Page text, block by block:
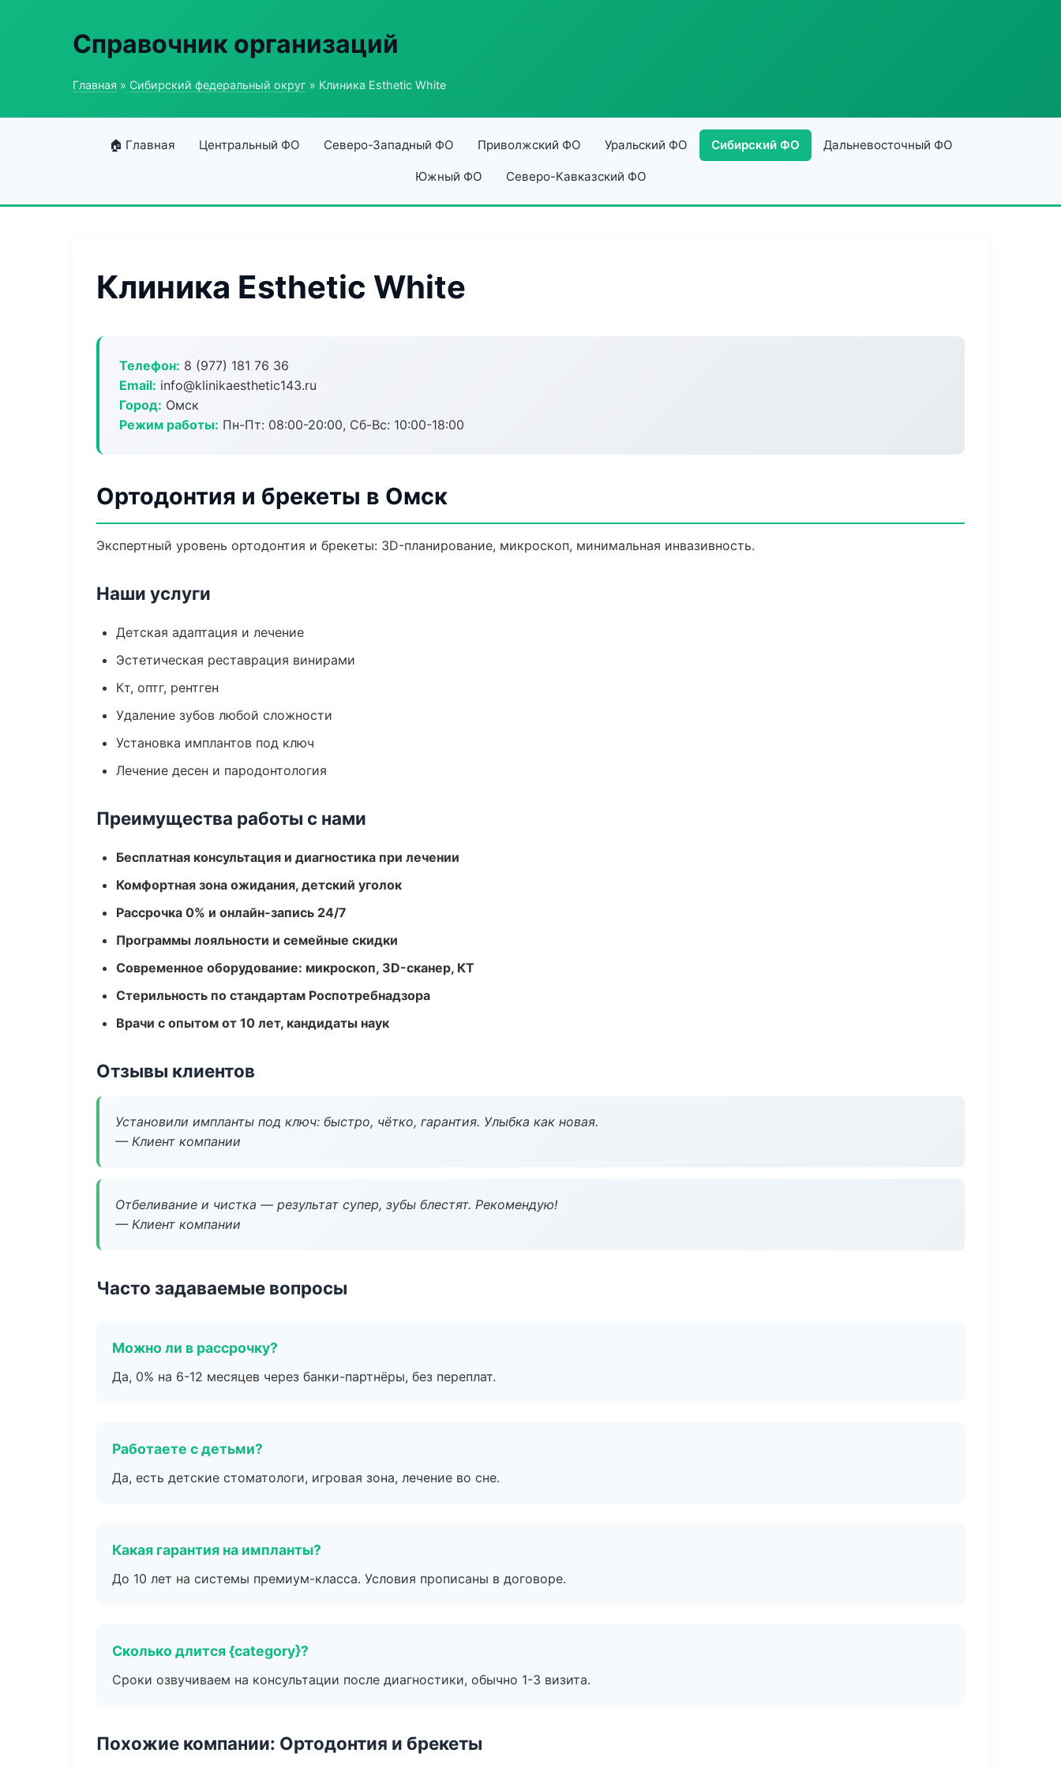
Справочник организаций
Главная » Сибирский федеральный округ » Клиника Esthetic White
🏠 Главная Центральный ФО Северо-Западный ФО Приволжский ФО Уральский ФО Сибирский ФО Дальневосточный ФО
Южный ФО Северо-Кавказский ФО
Клиника Esthetic White
Телефон: 8 (977) 181 76 36
Email: info@klinikaesthetic143.ru
Город: Омск
Режим работы: Пн-Пт: 08:00-20:00, Сб-Вс: 10:00-18:00
Ортодонтия и брекеты в Омск
Экспертный уровень ортодонтия и брекеты: 3D-планирование, микроскоп, минимальная инвазивность.
Наши услуги
Детская адаптация и лечение
Эстетическая реставрация винирами
Кт, оптг, рентген
Удаление зубов любой сложности
Установка имплантов под ключ
Лечение десен и пародонтология
Преимущества работы с нами
Бесплатная консультация и диагностика при лечении
Комфортная зона ожидания, детский уголок
Рассрочка 0% и онлайн-запись 24/7
Программы лояльности и семейные скидки
Современное оборудование: микроскоп, 3D-сканер, КТ
Стерильность по стандартам Роспотребнадзора
Врачи с опытом от 10 лет, кандидаты наук
Отзывы клиентов
Установили импланты под ключ: быстро, чётко, гарантия. Улыбка как новая.
— Клиент компании
Отбеливание и чистка — результат супер, зубы блестят. Рекомендую!
— Клиент компании
Часто задаваемые вопросы
Можно ли в рассрочку?
Да, 0% на 6-12 месяцев через банки-партнёры, без переплат.
Работаете с детьми?
Да, есть детские стоматологи, игровая зона, лечение во сне.
Какая гарантия на импланты?
До 10 лет на системы премиум-класса. Условия прописаны в договоре.
Сколько длится {category}?
Сроки озвучиваем на консультации после диагностики, обычно 1-3 визита.
Похожие компании: Ортодонтия и брекеты